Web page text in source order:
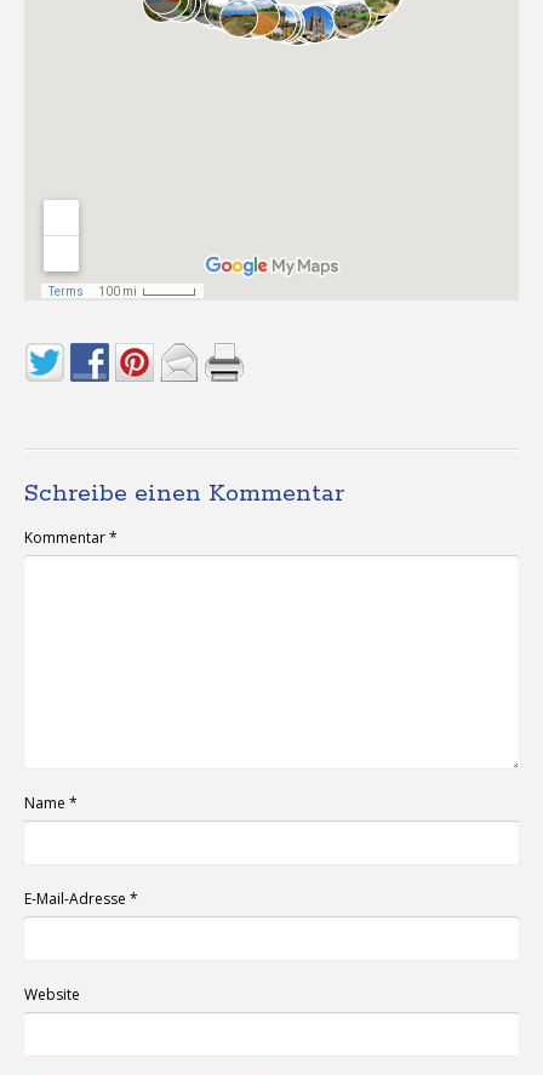
Schreibe einen Kommentar
Kommentar*
Name *
E-Mail-Adresse *
Website